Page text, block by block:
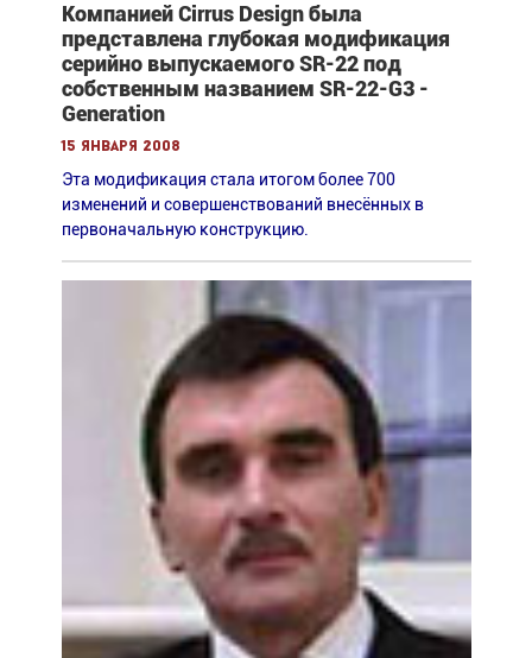
Компанией Cirrus Design была
представлена глубокая модификация
серийно выпускаемого SR-22 под
собственным названием SR-22-G3 -
Generation
15 января 2008
Эта модификация стала итогом более 700
изменений и совершенствований внесённых в
первоначальную конструкцию.